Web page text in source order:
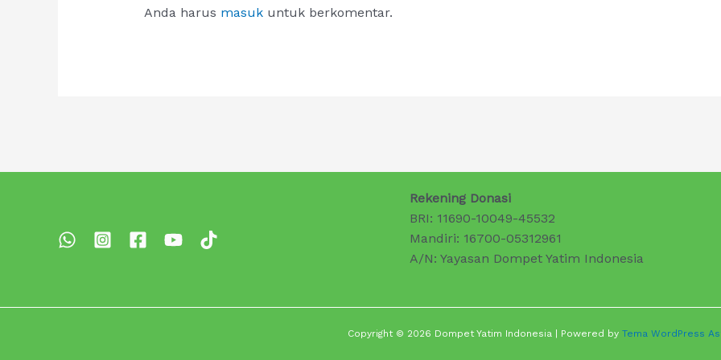
Anda harus masukuntuk berkomentar.
Rekening Donasi
BRI: 11690-10049-45532
Mandiri: 16700-05312961
A/N: Yayasan Dompet Yatim Indonesia
Copyright © 2026 Dompet Yatim Indonesia | Powered by Tema WordPress